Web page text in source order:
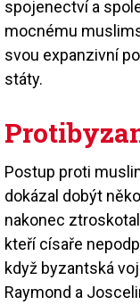
spojenectví a
mocnému
svou expanzivní
státy.
Postup proti
dokázal dobýt
nakonec
kteří císaře
když byzantská
Raymond a